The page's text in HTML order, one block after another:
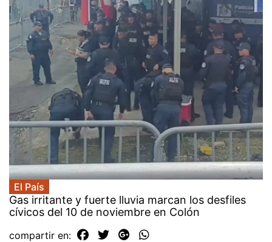
El País
Gas irritante y fuerte lluvia marcan los desfiles
cívicos del 10 de noviembre en Colón
compartir en: